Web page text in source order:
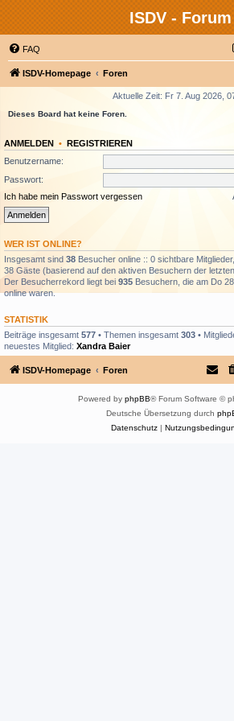
ISDV - Forum
FAQ
ISDV-Homepage Foren
Aktuelle Zeit: Fr 7. Aug 2026,
Dieses Board hat keine Foren.
ANMELDEN • REGISTRIEREN
Benutzername:
Passwort:
Ich habe mein Passwort vergessen
WER IST ONLINE?
Insgesamt sind 38 Besucher online :: 0 sichtbare
38 Gäste (basierend auf den aktiven Besuchern der
Der Besucherrekord liegt bei 935 Besuchern, die am Do
online waren.
STATISTIK
Beiträge insgesamt 577 • Themen insgesamt 303 •
neuestes Mitglied: Xandra Baier
ISDV-Homepage Foren
Powered by phpBB® Forum Software ©
Deutsche Übersetzung durch
Datenschutz|